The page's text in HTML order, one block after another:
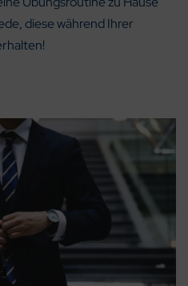
diese während Ihrer